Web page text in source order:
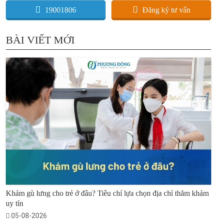
19001806 Đăng ký tư vấn
BÀI VIẾT MỚI
Khám gù lưng cho trẻ ở đâu? Tiêu chí lựa chọn địa chỉ thăm khám
uy tín
05-08-2026